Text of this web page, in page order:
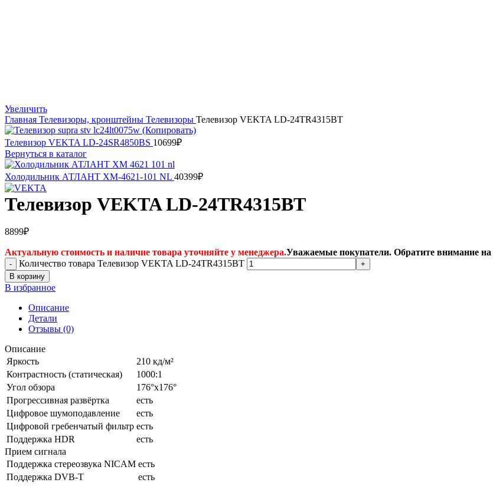
Увеличить
Главная Телевизоры, кронштейны Телевизоры Телевизор VEKTA LD-24TR4315BT
Телевизор VEKTA LD-24SR4850BS 10699₽
Вернуться в каталог
Холодильник АТЛАНТ ХМ-4621-101 NL 40399₽
Телевизор VEKTA LD-24TR4315BT
8899₽
Актуальную стоимость и наличие товара уточняйте у менеджера.Уважаемые покупатели. Обратите внимание на
Количество товара Телевизор VEKTA LD-24TR4315BT
В корзину
В избранное
Описание
Детали
Отзывы (0)
Описание
Яркость
210 кд/м²
Контрастность (статическая)
1000:1
Угол обзора
176°х176°
Прогрессивная развёртка
есть
Цифровое шумоподавление
есть
Цифровой гребенчатый фильтр есть
Поддержка HDR
есть
Прием сигнала
Поддержка стереозвука NICAM есть
Поддержка DVB-T
есть